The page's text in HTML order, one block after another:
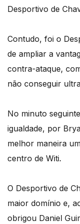
Desportivo de
Contudo, foi o
de ampliar a
contra-ataque,
não conseguir
No minuto
igualdade, por
melhor maneira
centro de Witi.
O Desportivo de
maior domínio e,
obrigou Daniel